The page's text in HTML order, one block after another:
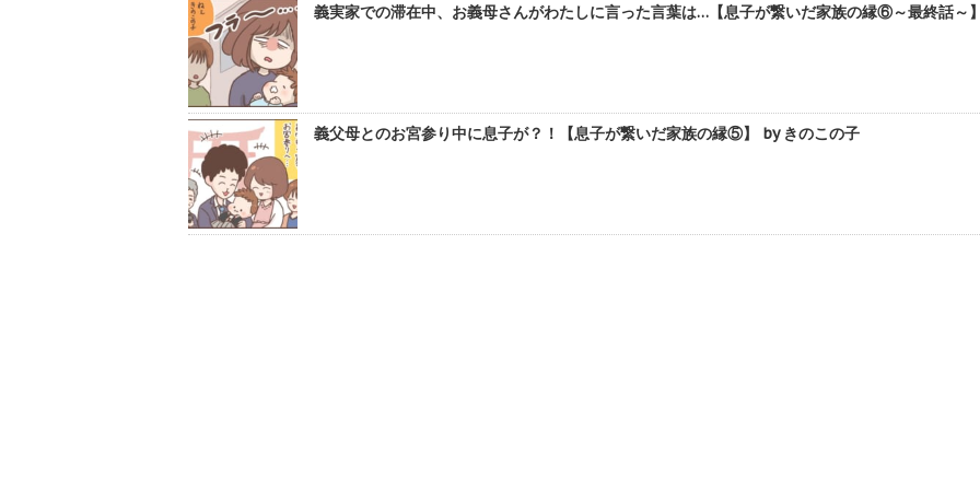
義実家での滞在中、お義母さんがわたしに言った言葉は…【息子が繋いだ家族の縁⑥～最終話～
義父母とのお宮参り中に息子が？！【息子が繋いだ家族の縁⑤】 by きのこの子